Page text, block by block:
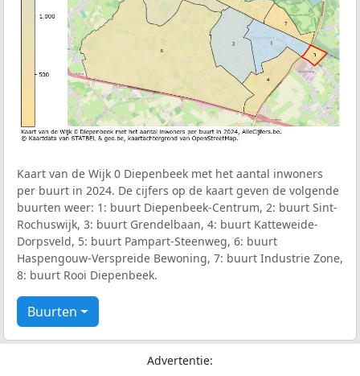
Kaart van de Wijk 0 Diepenbeek met het aantal inwoners
per buurt in 2024. De cijfers op de kaart geven de volgende
buurten weer: 1: buurt Diepenbeek-Centrum, 2: buurt Sint-
Rochuswijk, 3: buurt Grendelbaan, 4: buurt Katteweide-
Dorpsveld, 5: buurt Pampart-Steenweg, 6: buurt
Haspengouw-Verspreide Bewoning, 7: buurt Industrie Zone,
8: buurt Rooi Diepenbeek.
Buurten
Advertentie: